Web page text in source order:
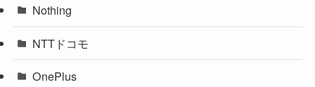
Nothing
NTTドコモ
OnePlus